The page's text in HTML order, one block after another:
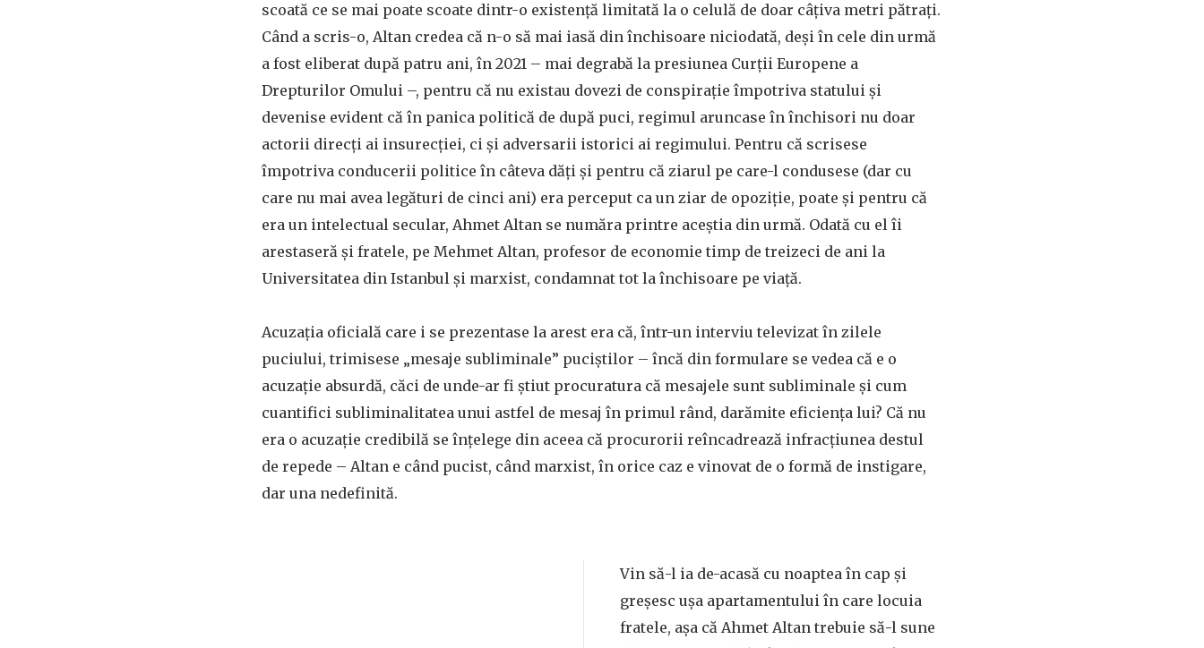
scoată ce se mai poate scoate dintr-o existență limitată la o celulă de doar câțiva metri pătrați.
Când a scris-o, Altan credea că n-o să mai iasă din închisoare niciodată, deși în cele din urmă
a fost eliberat după patru ani, în 2021 – mai degrabă la presiunea Curții Europene a
Drepturilor Omului –, pentru că nu existau dovezi de conspirație împotriva statului și
devenise evident că în panica politică de după puci, regimul aruncase în închisori nu doar
actorii direcți ai insurecției, ci și adversarii istorici ai regimului. Pentru că scrisese
împotriva conducerii politice în câteva dăți și pentru că ziarul pe care-l condusese (dar cu
care nu mai avea legături de cinci ani) era perceput ca un ziar de opoziție, poate și pentru că
era un intelectual secular, Ahmet Altan se număra printre aceștia din urmă. Odată cu el îi
arestaseră și fratele, pe Mehmet Altan, profesor de economie timp de treizeci de ani la
Universitatea din Istanbul și marxist, condamnat tot la închisoare pe viață.
Acuzația oficială care i se prezentase la arest era că, într-un interviu televizat în zilele
puciului, trimisese „mesaje subliminale” puciștilor – încă din formulare se vedea că e o
acuzație absurdă, căci de unde-ar fi știut procuratura că mesajele sunt subliminale și cum
cuantifici subliminalitatea unui astfel de mesaj în primul rând, darămite eficiența lui? Că nu
era o acuzație credibilă se înțelege din aceea că procurorii reîncadrează infracțiunea destul
de repede – Altan e când pucist, când marxist, în orice caz e vinovat de o formă de instigare,
dar una nedefinită.
Vin să-l ia de-acasă cu noaptea în cap și
greșesc ușa apartamentului în care locuia
fratele, așa că Ahmet Altan trebuie să-l sune